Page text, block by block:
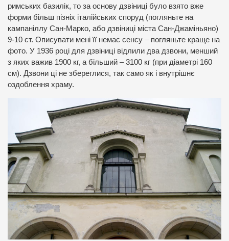
римських базилік, то за основу дзвіниці було взято вже
форми більш пізніх італійських споруд (погляньте на
кампаніллу Сан-Марко, або дзвіниці міста Сан-Джаміньяно)
9-10 ст. Описувати мені її немає сенсу – погляньте краще на
фото. У 1936 році для дзвіниці відлили два дзвони, менший
з яких важив 1900 кг, а більший – 3100 кг (при діаметрі 160
см). Дзвони ці не збереглися, так само як і внутрішнє
оздоблення храму.